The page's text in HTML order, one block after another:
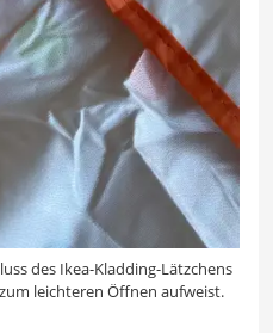
des Ikea-Kladding-Lätzchens
leichteren Öffnen aufweist.